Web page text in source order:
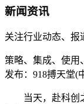
新闻资讯
关注行业动态、报
策略、集成、使用
发布：918搏天堂(
当天，赴科创之